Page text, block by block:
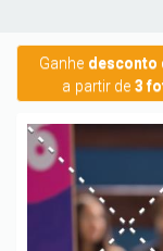
Ganhe desconto
a partir de 3